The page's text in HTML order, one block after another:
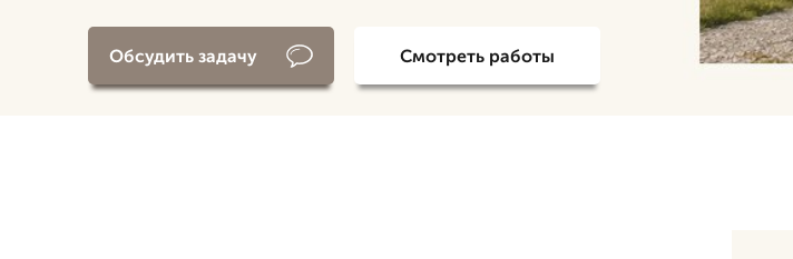
Обсудить задачу Смотреть работы